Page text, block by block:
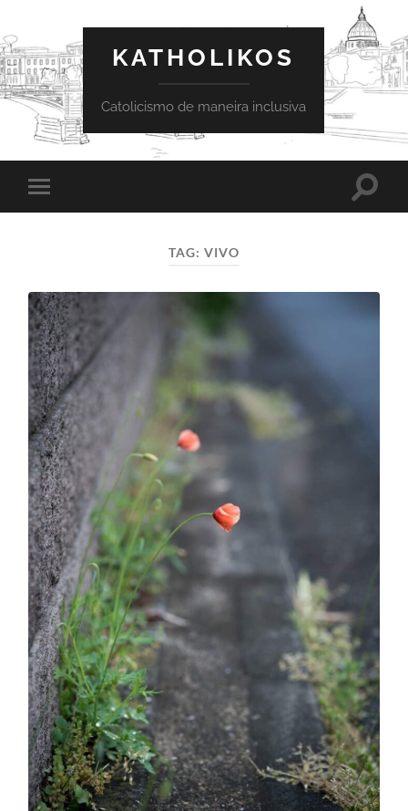
KATHOLIKOS
Catolicismo de maneira inclusiva
Toggle
mobile
Toggle
TAG: VIVO